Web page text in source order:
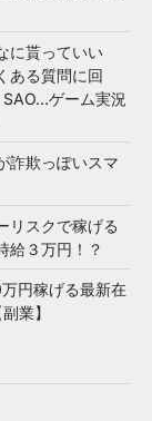
に貰っていい
ある質問に回
ゲーム実況
詐欺っぽいスマ
リスクで稼げる
給３万円！？
万円稼げる最新在
業】